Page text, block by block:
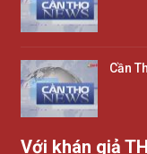
Cần
Với khán giả